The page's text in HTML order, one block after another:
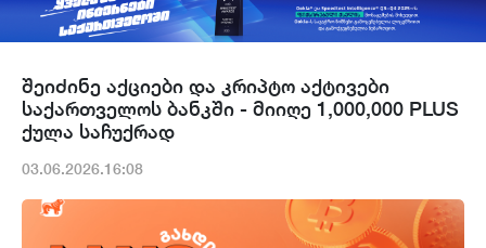
შეიძინე აქციები და კრიპტო აქტივები
საქართველოს ბანკში - მიიღე 1,000,000 PLUS
ქულა საჩუქრად
03.06.2026.16:08